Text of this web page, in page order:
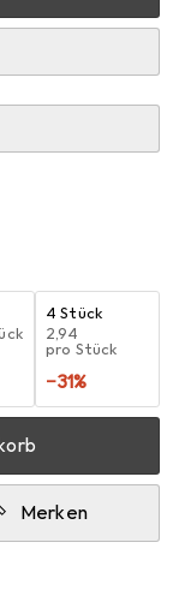
Accessory
4 Stück
EUR
2,94
pro Stück
−31%
Merken